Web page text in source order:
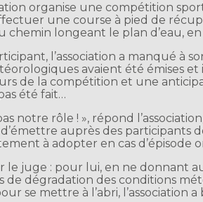
organise une compétition
une course à pied de
chemin longeant le plan d’eau, en
l’association a manqué à
avaient été émises
de la compétition et une
été fait…
notre rôle ! », répond
auprès des participants
à adopter en cas d’épisode
le juge : pour lui, en ne donnant
de dégradation des conditions
se mettre à l’abri, l’association